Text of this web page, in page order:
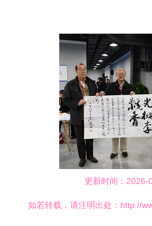
更新时间：2026-
如若转载，请注明出处：http://